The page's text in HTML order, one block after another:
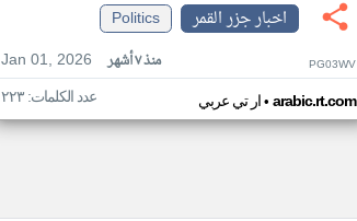
اخبار جزر القمر
Politics
Jan 01, 2026
منذ ٧ أشهر PG03WV
ار تي عربي• arabic.rt.com عدد الكلمات: ٢٢٣